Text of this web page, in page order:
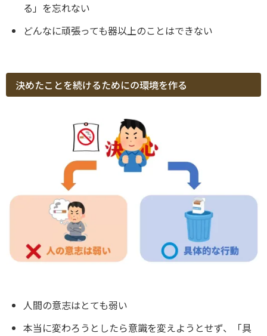
る」を忘れない
どんなに頑張っても器以上のことはできない
決めたことを続けるためにの環境を作る
人間の意志はとても弱い
本当に変わろうとしたら意識を変えようとせず、「具